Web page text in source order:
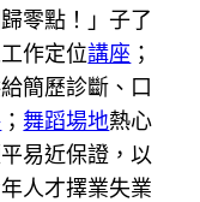
零點！」子了
作定位講座 ；
簡歷診斷、口
； 舞蹈場地熱心
易近保證，以
人才擇業失業